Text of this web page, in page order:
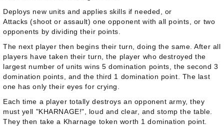
Deploys new units and applies skills if needed, or
Attacks (shoot or assault) one opponent with all points, or two
opponents by dividing their points.
The next player then begins their turn, doing the same. After all
players have taken their turn, the player who destroyed the
largest number of units wins 5 domination points, the second 3
domination points, and the third 1 domination point. The last
one has only their eyes for crying.
Each time a player totally destroys an opponent army, they
must yell "KHARNAGE!", loud and clear, and stomp the table.
They then take a Kharnage token worth 1 domination point.